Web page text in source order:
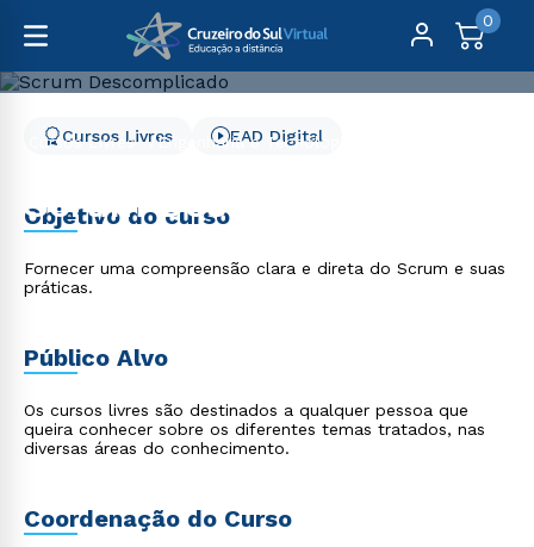
0
Cursos Livres
Engenharia e Tecnologia
Scrum Descomplicado
Cursos Livres EAD Digital
Objetivo do curso
Fornecer uma compreensão clara e direta do Scrum e suas
práticas.
Público Alvo
Os cursos livres são destinados a qualquer pessoa que
queira conhecer sobre os diferentes temas tratados, nas
diversas áreas do conhecimento.
Coordenação do Curso